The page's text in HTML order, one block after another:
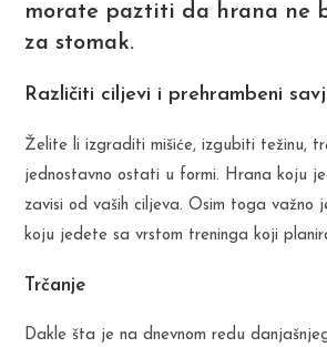
morate paztiti da hrana ne
za stomak.
Različiti ciljevi i prehrambeni
Želite li izgraditi mišiće, izgubiti težinu,
jednostavno ostati u formi. Hrana koju
zavisi od vaših ciljeva. Osim toga važno
koju jedete sa vrstom treninga koji
Trčanje
Dakle šta je na dnevnom redu